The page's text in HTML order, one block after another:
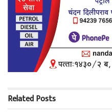
RelatedPosts